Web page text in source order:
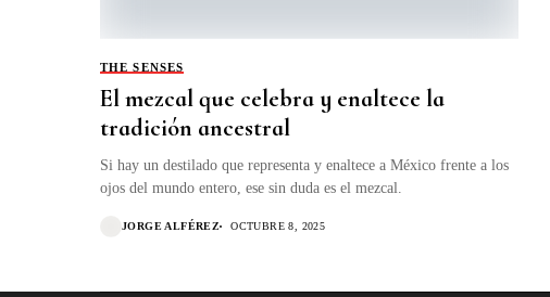
THE SENSES
El mezcal que celebra y enaltece la
tradición ancestral
Si hay un destilado que representa y enaltece a México frente a los
ojos del mundo entero, ese sin duda es el mezcal.
JORGE ALFÉREZ OCTUBRE 8, 2025